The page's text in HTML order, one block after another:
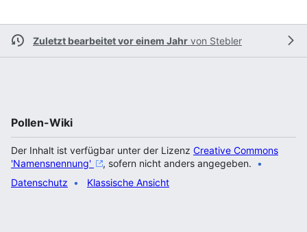
Zuletzt bearbeitet vor einem Jahr von Stebler
Pollen-Wiki
Der Inhalt ist verfügbar unter der Lizenz Creative Commons
'Namensnennung'
, sofern nicht anders angegeben.
Datenschutz
Klassische Ansicht